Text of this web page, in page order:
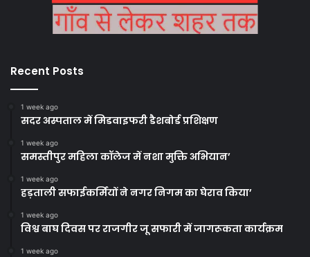
Recent Posts
1 week ago
सदर अस्पताल में मिडवाइफरी डैशबोर्ड प्रशिक्षण
1 week ago
समस्तीपुर महिला कॉलेज में नशा मुक्ति अभियान’
1 week ago
हड़ताली सफाईकर्मियों ने नगर निगम का घेराव किया’
1 week ago
विश्व बाघ दिवस पर राजगीर जू सफारी में जागरूकता कार्यक्रम
1 week ago